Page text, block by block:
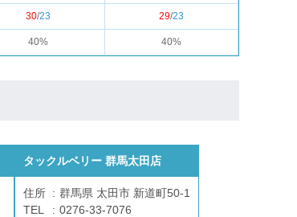
30/23 29/23
40% 40%
タックルベリー 群馬太田店
住所
群馬県 太田市 新道町50-1
TEL
0276-33-7076